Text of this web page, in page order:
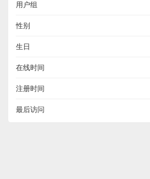
用户组
性别
生日
在线时间
注册时间
最后访问